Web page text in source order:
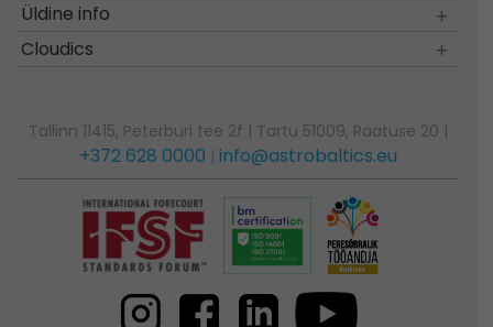
Üldine info
Cloudics
Tallinn 11415, Peterburi tee 2f | Tartu 51009, Raatuse 20 |
+372 628 0000 | info@astrobaltics.eu